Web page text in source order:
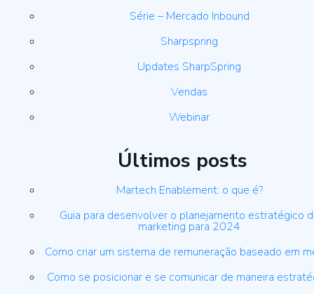
Série – Mercado Inbound
Sharpspring
Updates SharpSpring
Vendas
Webinar
Últimos posts
Martech Enablement: o que é?
Guia para desenvolver o planejamento estratégico
marketing para 2024
Como criar um sistema de remuneração baseado em
Como se posicionar e se comunicar de maneira